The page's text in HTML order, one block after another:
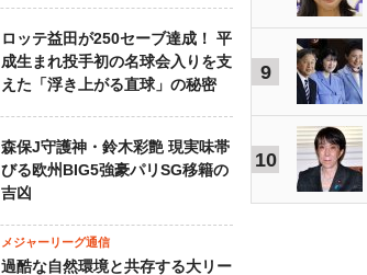
ロッテ益田が250セーブ達成！ 平
成生まれ投手初の名球会入りを支
えた「浮き上がる直球」の秘密
森保J守護神・鈴木彩艶 現実味帯
びる欧州BIG5強豪パリSG移籍の
吉凶
メジャーリーグ通信
過酷な自然環境と共存する大リー
9
10